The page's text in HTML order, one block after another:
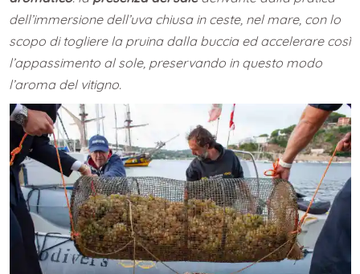
dell’immersione dell’uva chiusa in ceste, nel mare, con lo
scopo di togliere la pruina dalla buccia ed accelerare così
l’appassimento al sole, preservando in questo modo
l’aroma del vitigno.